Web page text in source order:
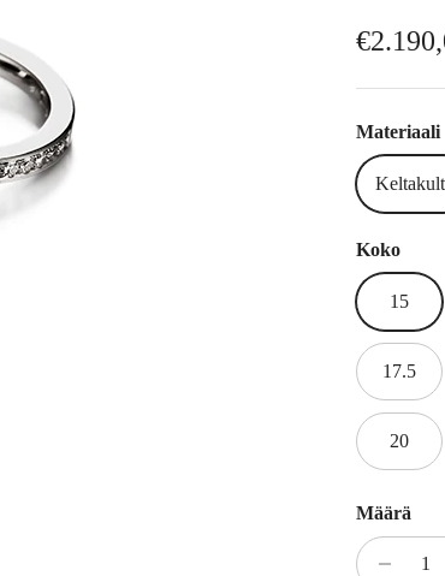
Materiaali
Koko
15
17.5
20
Määrä